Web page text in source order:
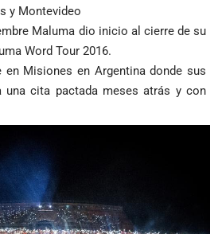
y Montevideo
Maluma dio inicio al cierre de su
Word Tour 2016.
en Misiones en Argentina donde sus
cita pactada meses atrás y con